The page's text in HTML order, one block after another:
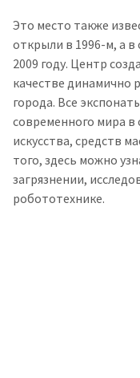
Это место также
открыли в 1996-м, а
2009 году. Центр
качестве динамично
города. Все
современного мира
искусства, средств
того, здесь можно
загрязнении,
робототехнике.